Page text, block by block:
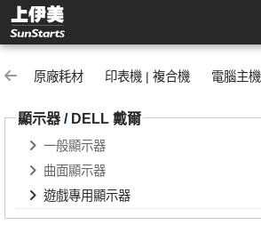
遊戲專用顯示器 | 上伊美辦公用品網
原廠耗材 印表機 | 複合機 電腦主機
顯示器 / DELL 戴爾
一般顯示器
曲面顯示器
遊戲專用顯示器